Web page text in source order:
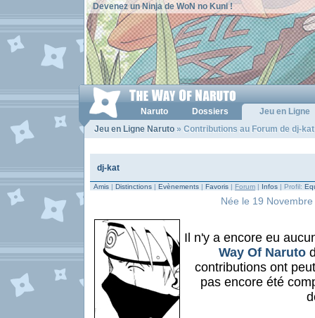
Devenez un Ninja de WoN no Kuni !
Naruto Dossiers
Jeu en Ligne
Jeu en Ligne Naruto » Contributions au Forum de dj-kat
dj-kat
Amis | Distinctions | Evènements | Favoris | Forum | Infos | Profil:
Née le 19
Il n'y a encore eu
Way Of Naruto
contributions ont
pas encore été